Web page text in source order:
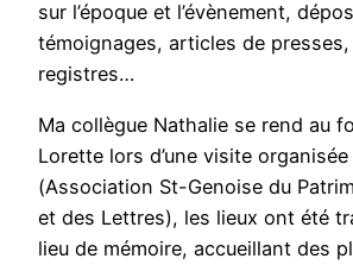
sur l’époque et l’évènement,
témoignages, articles de
registres…
Ma collègue Nathalie se rend au
Lorette lors d’une visite organisée
(Association St-Genoise du
et des Lettres), les lieux ont été
lieu de mémoire, accueillant des